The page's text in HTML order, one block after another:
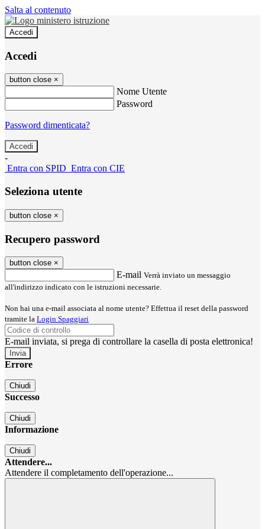
Salta al contenuto
Accedi
Accedi
button close ×
Nome Utente
Password
Password dimenticata?
-
Entra con SPID Entra con CIE
Seleziona utente
button close ×
Recupero password
button close ×
E-mail Verrà inviato un messaggio
all'indirizzo indicato con le istruzioni necessarie.
Non hai una e-mail associata al nome utente? Effettua il reset della password
tramite la Login Spaggiari
E-mail inviata, si prega di controllare la casella di posta elettronica!
Errore
Chiudi
Successo
Chiudi
Informazione
Chiudi
Attendere...
Attendere il completamento dell'operazione...